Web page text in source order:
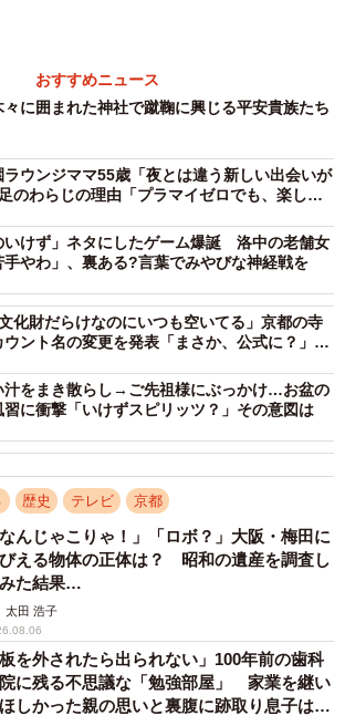
後5時ごろに、御湯殿に入った後、具合
天井を仰いで、「御読経・御修法の霊
た。その後、三条天皇の心は元どおり
た、女房も元どおりとなったといいま
の律師、御加持の間、御前に候ずる女
）、両手、振動す。已に邪気に似る。
頗る宜しかるも、今日、猶ほ例のごとく
祷をしている間、民部掌侍の両手が震
様子でした。「邪気」は以前にお話し
け」の漢語表記でした。験者の憑祈禱
房に何らかの霊（眼病の原因）が憑依
天皇の具合がよかったのです。しかし
でした。そして、四日には、その霊の正
す。
目、冷泉院の御邪気、為す所」と云々。
し、顕露す。申す所の事、多し」と
に移す間、御目、明るし」と云々。
長和四年（1015）五月四日条
おすすめニュース
々に囲まれた神社で蹴鞠に興じる平安貴族たち
ラウンジママ55歳「夜とは違う新しい出会いが
のわらじの理由「プラマイゼロでも、楽しい
いけず」ネタにしたゲーム爆誕 洛中の老舗女
手やわ」、裏ある?言葉でみやびな神経戦を
文化財だらけなのにいつも空いてる」京都の寺
ウント名の変更を発表「まさか、公式に？」フ
汁をまき散らし→ご先祖様にぶっかけ…お盆の
習に衝撃「いけずスピリッツ？」その意図は
歴史 テレビ 京都
なんじゃこりゃ！」「ロボ？」大阪・梅田に
える物体の正体は？ 昭和の遺産を調査し
た結果…
太田 浩子
板を外されたら出られない」100年前の歯科
に残る不思議な「勉強部屋」 家業を継い
しかった親の思いと裏腹に跡取り息子は…